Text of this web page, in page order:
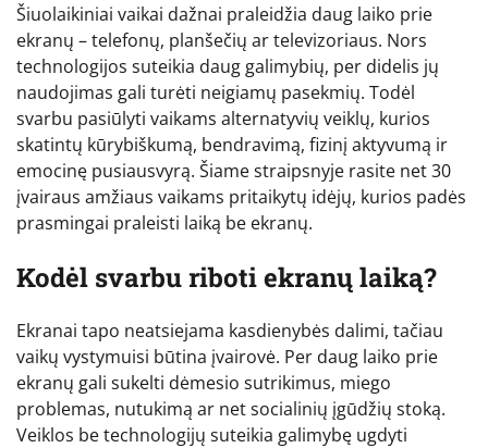
Šiuolaikiniai vaikai dažnai praleidžia daug laiko prie
ekranų – telefonų, planšečių ar televizoriaus. Nors
technologijos suteikia daug galimybių, per didelis jų
naudojimas gali turėti neigiamų pasekmių. Todėl
svarbu pasiūlyti vaikams alternatyvių veiklų, kurios
skatintų kūrybiškumą, bendravimą, fizinį aktyvumą ir
emocinę pusiausvyrą. Šiame straipsnyje rasite net 30
įvairaus amžiaus vaikams pritaikytų idėjų, kurios padės
prasmingai praleisti laiką be ekranų.
Kodėl svarbu riboti ekranų laiką?
Ekranai tapo neatsiejama kasdienybės dalimi, tačiau
vaikų vystymuisi būtina įvairovė. Per daug laiko prie
ekranų gali sukelti dėmesio sutrikimus, miego
problemas, nutukimą ar net socialinių įgūdžių stoką.
Veiklos be technologijų suteikia galimybę ugdyti